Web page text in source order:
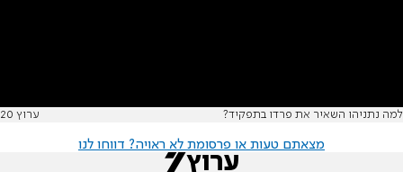
למה נתניהו השאיר את פרדו בתפקיד? ערוץ 20
מצאתם טעות או פרסומת לא ראויה? דווחו לנו